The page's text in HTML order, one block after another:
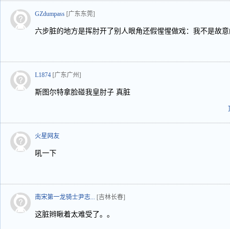
GZdumpass [广东东莞]
六步脏的地方是挥肘开了别人眼角还假惺惺做戏：我不是故
L1874 [广东广州]
斯图尔特拿脸碰我皇肘子 真脏
火星网友
吼一下
南宋第一龙骑士尹志... [吉林长春]
这脏辫瞅着太难受了。。